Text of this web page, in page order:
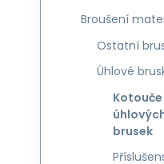
Broušení
Ostatní
Úhlové
brusek